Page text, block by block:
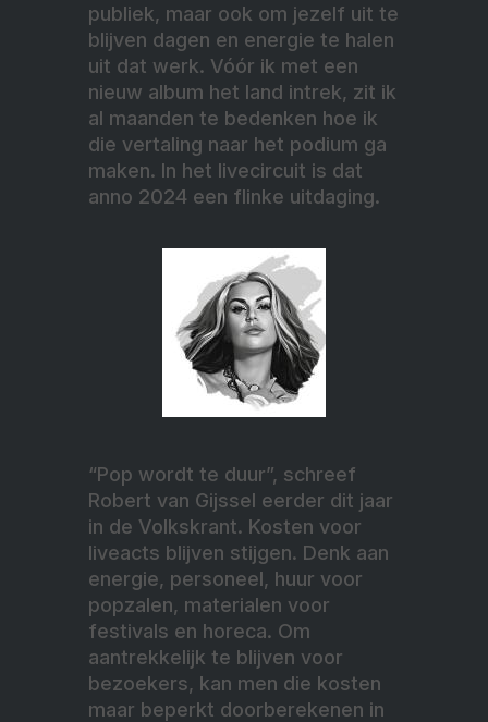
publiek, maar ook om jezelf uit te
blijven dagen en energie te halen
uit dat werk. Vóór ik met een
nieuw album het land intrek, zit ik
al maanden te bedenken hoe ik
die vertaling naar het podium ga
maken. In het livecircuit is dat
anno 2024 een flinke uitdaging.
“Pop wordt te duur”, schreef
Robert van Gijssel eerder dit jaar
in de Volkskrant. Kosten voor
liveacts blijven stijgen. Denk aan
energie, personeel, huur voor
popzalen, materialen voor
festivals en horeca. Om
aantrekkelijk te blijven voor
bezoekers, kan men die kosten
maar beperkt doorberekenen in